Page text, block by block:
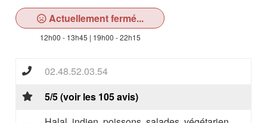
Actuellement fermé...
12h00 - 13h45 | 19h00 - 22h15
02.48.52.03.54
5/5 (voir les 105 avis)